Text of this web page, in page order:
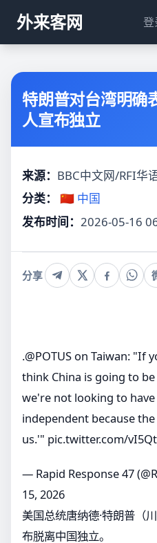
外来客网 登
特朗普对台湾明确
人宣布独立
来源： BBC中文网/RFI华
分类：
🇨🇳 中国
发布时间： 2026-05-16
分享
.@POTUS on Taiwan: "If
think China is going to
we're not looking to
independent because
us.'" pic.twitter.com/
— Rapid Response 47
15, 2026
美国总统唐纳德·特朗普（
布脱离中国独立。